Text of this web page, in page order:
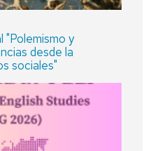
"Polemismo y
desde la
sociales"